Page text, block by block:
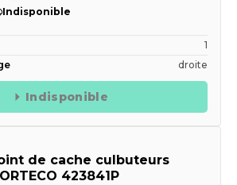
Indisponible
1
droite
Indisponible
de cache culbuteurs
423841P